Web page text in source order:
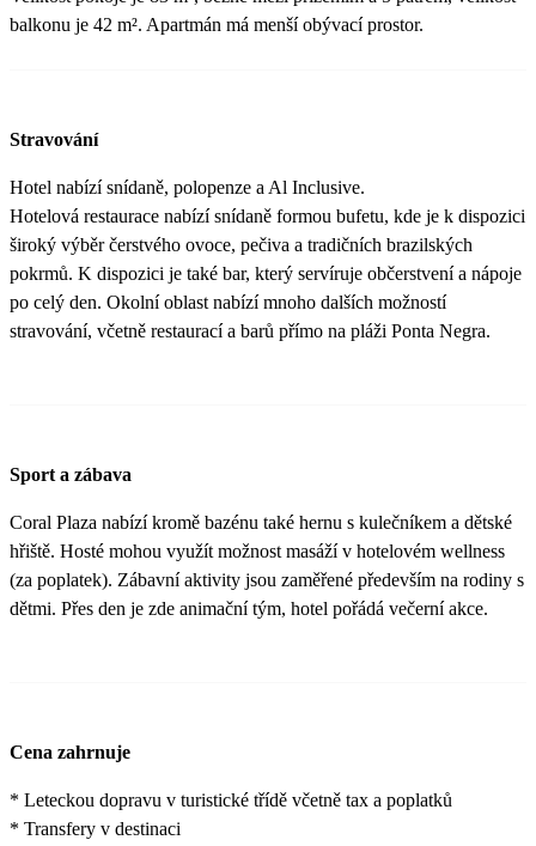
balkonu je 42 m². Apartmán má menší obývací prostor.
Stravování
Hotel nabízí snídaně, polopenze a Al Inclusive.
Hotelová restaurace nabízí snídaně formou bufetu, kde je k dispozici
široký výběr čerstvého ovoce, pečiva a tradičních brazilských
pokrmů. K dispozici je také bar, který servíruje občerstvení a nápoje
po celý den. Okolní oblast nabízí mnoho dalších možností
stravování, včetně restaurací a barů přímo na pláži Ponta Negra.
Sport a zábava
Coral Plaza nabízí kromě bazénu také hernu s kulečníkem a dětské
hřiště. Hosté mohou využít možnost masáží v hotelovém wellness
(za poplatek). Zábavní aktivity jsou zaměřené především na rodiny s
dětmi. Přes den je zde animační tým, hotel pořádá večerní akce.
Cena zahrnuje
* Leteckou dopravu v turistické třídě včetně tax a poplatků
* Transfery v destinaci